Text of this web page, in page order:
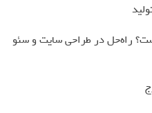
راه‌حل در طراحی سایت و سئو